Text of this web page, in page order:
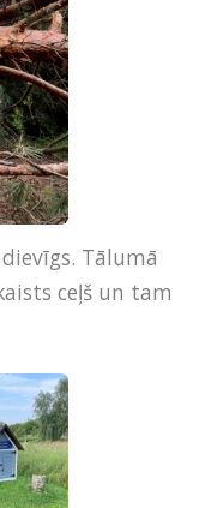
Tālumā
ceļš un tam